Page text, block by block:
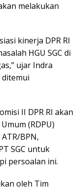
melakukan
kinerja DPR RI
HGU SGC di
ujar Indra
ditemui
II DPR RI akan
(RDPU)
BPN,
SGC untuk
persoalan ini.
oleh Tim